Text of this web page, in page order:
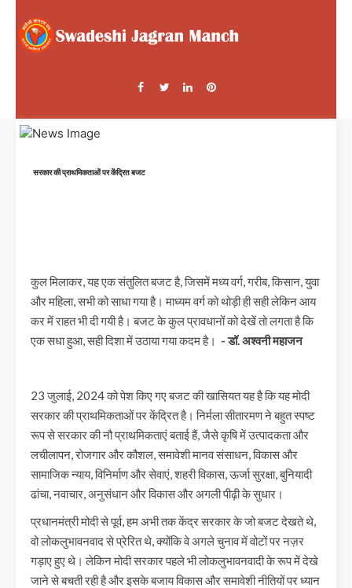
सरकार की प्राथमिकताओं पर केंद्रित बजट
कुल मिलाकर, यह एक संतुलित बजट है, जिसमें मध्य वर्ग, गरीब, किसान, युवा
और महिला, सभी को साधा गया है। माध्यम वर्ग को थोड़ी ही सही लेकिन आय
कर में राहत भी दी गयी है। बजट के कुल प्रावधानों को देखें तो लगता है कि
एक सधा हुआ, सही दिशा में उठाया गया कदम है। - डॉ. अश्वनी महाजन
23 जुलाई, 2024 को पेश किए गए बजट की खासियत यह है कि यह मोदी
सरकार की प्राथमिकताओं पर केंद्रित है। निर्मला सीतारमण ने बहुत स्पष्ट
रूप से सरकार की नौ प्राथमिकताएं बताई हैं, जैसे कृषि में उत्पादकता और
लचीलापन, रोजगार और कौशल, समावेशी मानव संसाधन, विकास और
सामाजिक न्याय, विनिर्माण और सेवाएं, शहरी विकास, ऊर्जा सुरक्षा, बुनियादी
ढांचा, नवाचार, अनुसंधान और विकास और अगली पीढ़ी के सुधार।
प्रधानमंत्री मोदी से पूर्व, हम अभी तक केंद्र सरकार के जो बजट देखते थे,
वो लोकलुभावनवाद से प्रेरित थे, क्योंकि वे अगले चुनाव में वोटों पर नज़र
गड़ाए हुए थे। लेकिन मोदी सरकार पहले भी लोकलुभावनवादी के रूप में देखे
जाने से बचती रही है और इसके बजाय विकास और समावेशी नीतियों पर ध्यान